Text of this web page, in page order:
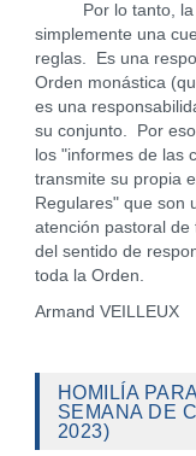
Por lo tanto, la
simplemente una
reglas. Es una
Orden monástica
es una
su conjunto. Por
los "informes de las
transmite su propia
Regulares" que son
atención pastoral
del sentido de
toda la Orden.
Armand VEILLEUX
HOMILÍA
SEMANA DE
2023)